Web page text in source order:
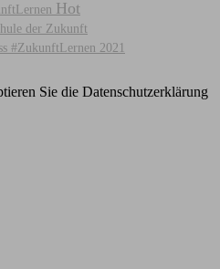
der Zukunft
#ZukunftLernen 2021
Sie die Datenschutzerklärung